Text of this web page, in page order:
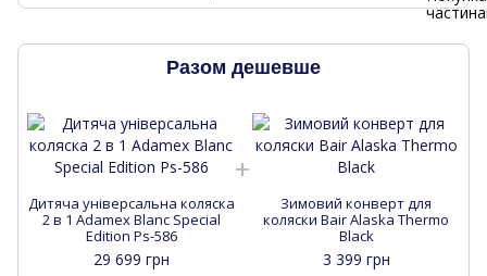
Разом дешевше
Дитяча універсальна коляска
2 в 1 Adamex Blanc Special
Edition Ps-586
29 699 грн
Зимовий конверт для
коляски Bair Alaska Thermo
Black
3 399 грн